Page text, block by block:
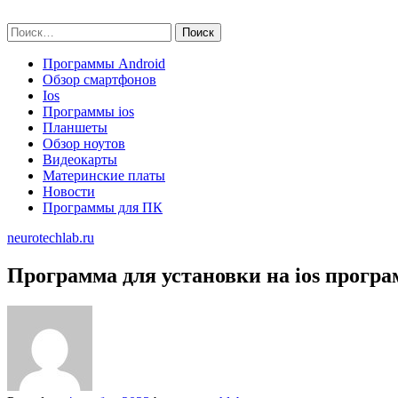
to
content
Найти:
Программы Android
Обзор смартфонов
Ios
Программы ios
Планшеты
Обзор ноутов
Видеокарты
Материнские платы
Новости
Программы для ПК
neurotechlab.ru
Программа для установки на ios